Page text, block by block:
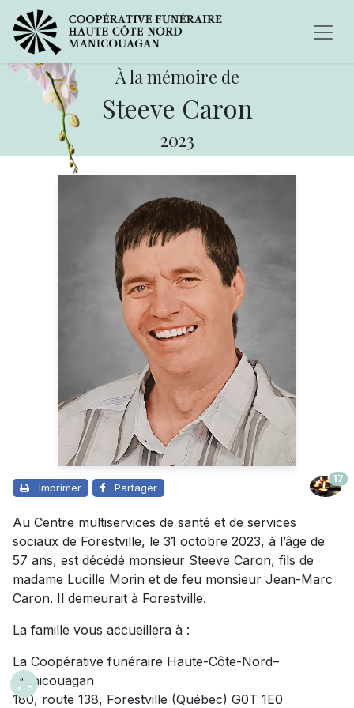
À la mémoire de
Steeve Caron
2023
Imprimer Partager
17
Au Centre multiservices de santé et de services
sociaux de Forestville, le 31 octobre 2023, à l’âge de
57 ans, est décédé monsieur Steeve Caron, fils de
madame Lucille Morin et de feu monsieur Jean-Marc
Caron. Il demeurait à Forestville.
La famille vous accueillera à :
La Coopérative funéraire Haute-Côte-Nord–
Manicouagan
180, route 138, Forestville (Québec) G0T 1E0